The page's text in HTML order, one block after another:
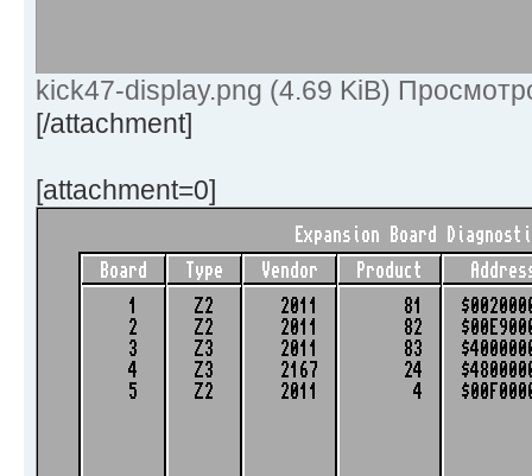
kick47-display.png (4.69 KiB)
[/attachment]
[attachment=0]